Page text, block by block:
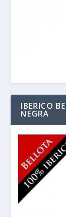
IBERICO
NEGRA